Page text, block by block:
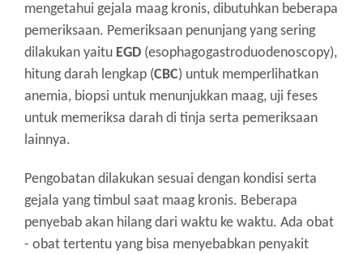
mengetahui gejala maag kronis, dibutuhkan beberapa
pemeriksaan. Pemeriksaan penunjang yang sering
dilakukan yaitu EGD (esophagogastroduodenoscopy),
hitung darah lengkap (CBC) untuk memperlihatkan
anemia, biopsi untuk menunjukkan maag, uji feses
untuk memeriksa darah di tinja serta pemeriksaan
lainnya.
Pengobatan dilakukan sesuai dengan kondisi serta
gejala yang timbul saat maag kronis. Beberapa
penyebab akan hilang dari waktu ke waktu. Ada obat
- obat tertentu yang bisa menyebabkan penyakit